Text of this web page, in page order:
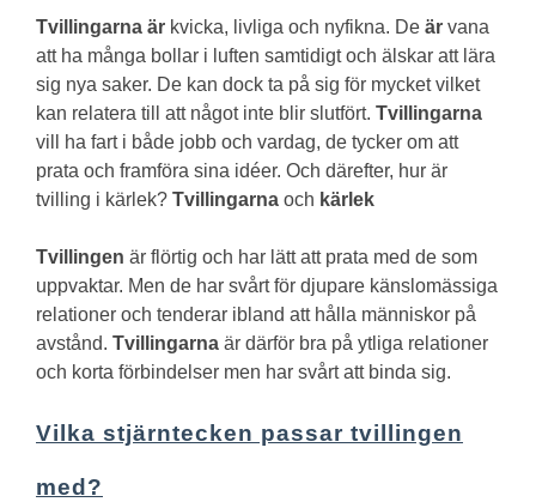
Tvillingarna är kvicka, livliga och nyfikna. De är vana
att ha många bollar i luften samtidigt och älskar att lära
sig nya saker. De kan dock ta på sig för mycket vilket
kan relatera till att något inte blir slutfört. Tvillingarna
vill ha fart i både jobb och vardag, de tycker om att
prata och framföra sina idéer. Och därefter, hur är
tvilling i kärlek? Tvillingarna och kärlek
Tvillingen är flörtig och har lätt att prata med de som
uppvaktar. Men de har svårt för djupare känslomässiga
relationer och tenderar ibland att hålla människor på
avstånd. Tvillingarna är därför bra på ytliga relationer
och korta förbindelser men har svårt att binda sig.
Vilka stjärntecken passar tvillingen
med?